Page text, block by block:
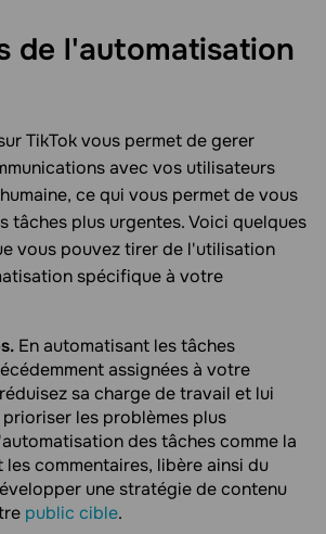
de l'automatisation
TikTok vous permet de gerer
avec vos utilisateurs
ce qui vous permet de vous
tâches plus urgentes. Voici quelques
vous pouvez tirer de l'utilisation
spécifique à votre
En automatisant les tâches
assignées à votre
sa charge de travail et lui
les problèmes plus
des tâches comme la
commentaires, libère ainsi du
une stratégie de contenu
public cible.